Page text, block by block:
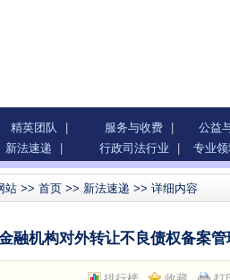
精英团队 服务与收费 公益
新法速递 行政司法行业 专业
站 >> 首页 >> 新法速递 >> 详细内容
融机构对外转让不良债权备案